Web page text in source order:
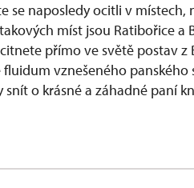
se naposledy ocitli v místech,
míst jsou Ratibořice a
přímo ve světě postav z
vznešeného
o krásné a záhadné paní